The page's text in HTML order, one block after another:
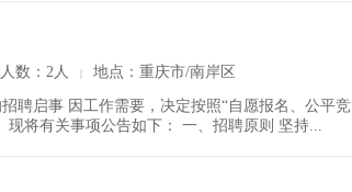
人数：2人 | 地点：重庆市/南岸区
聘启事 因工作需要，决定按照“自愿报名、公平竞
将有关事项公告如下： 一、招聘原则 坚持...